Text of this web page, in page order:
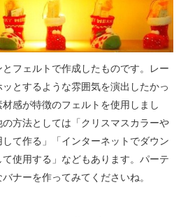
フェルトで作成したものです。レー
とするような雰囲気を演出したかっ
感が特徴のフェルトを使用しまし
方法としては「クリスマスカラーや
て作る」「インターネットでダウン
使用する」などもあります。パーテ
ナーを作ってみてくださいね。